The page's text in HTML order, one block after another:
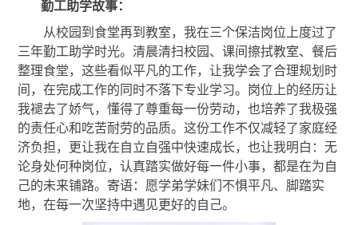
勤工助学故事：
从校园到食堂再到教室，我在三个保洁岗位上度过了
三年勤工助学时光。清晨清扫校园、课间擦拭教室、餐后
整理食堂，这些看似平凡的工作，让我学会了合理规划时
间，在完成工作的同时不落下专业学习。岗位上的经历让
我褪去了娇气，懂得了尊重每一份劳动，也培养了我极强
的责任心和吃苦耐劳的品质。这份工作不仅减轻了家庭经
济负担，更让我在自立自强中快速成长，也让我明白：无
论身处何种岗位，认真踏实做好每一件小事，都是在为自
己的未来铺路。寄语：愿学弟学妹们不惧平凡、脚踏实
地，在每一次坚持中遇见更好的自己。